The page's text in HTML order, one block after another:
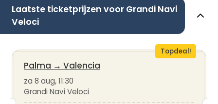
Laatste ticketprijzen voor Grandi Navi
Veloci
Topdeal!
Palma → Valencia
za 8 aug, 11:30
Grandi Navi Veloci